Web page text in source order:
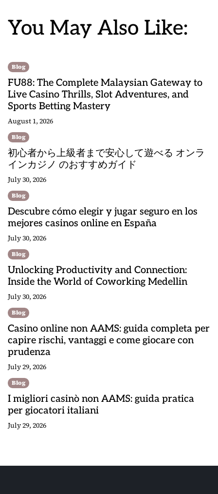
You May Also Like:
Blog
FU88: The Complete Malaysian Gateway to
Live Casino Thrills, Slot Adventures, and
Sports Betting Mastery
August 1, 2026
Blog
初心者から上級者まで安心して遊べる オンラ
インカジノ のおすすめガイド
July 30, 2026
Blog
Descubre cómo elegir y jugar seguro en los
mejores casinos online en España
July 30, 2026
Blog
Unlocking Productivity and Connection:
Inside the World of Coworking Medellin
July 30, 2026
Blog
Casino online non AAMS: guida completa per
capire rischi, vantaggi e come giocare con
prudenza
July 29, 2026
Blog
I migliori casinò non AAMS: guida pratica
per giocatori italiani
July 29, 2026